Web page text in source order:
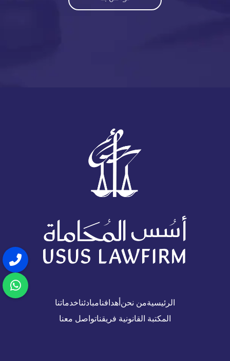
الرئيسيةمن نحنأهدافنامبادئناخدماتنا
المكتبة القانونية فريقناتواصل معنا